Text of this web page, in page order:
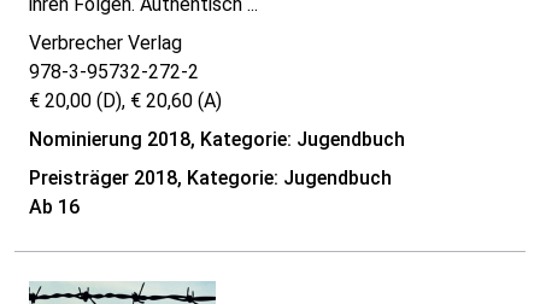
Verbrecher Verlag
978-3-95732-272-2
€ 20,00 (D), € 20,60 (A)
Nominierung 2018, Kategorie: Jugendbuch
Preisträger 2018, Kategorie: Jugendbuch
Ab 16